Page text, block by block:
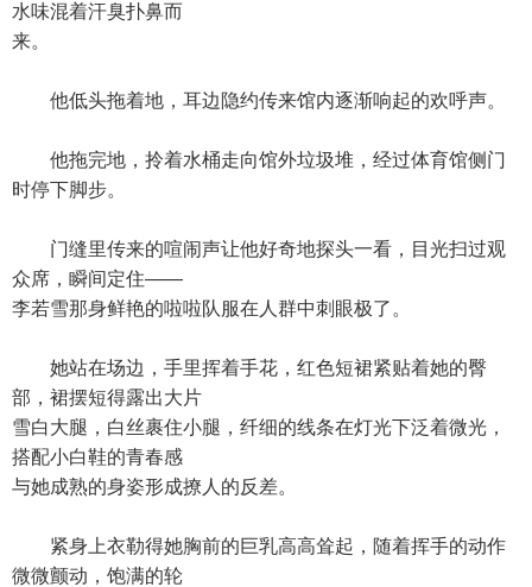
水味混着汗臭扑鼻而
来。
他低头拖着地，耳边隐约传来馆内逐渐响起的欢呼声。
他拖完地，拎着水桶走向馆外垃圾堆，经过体育馆侧门
时停下脚步。
门缝里传来的喧闹声让他好奇地探头一看，目光扫过观
众席，瞬间定住——
李若雪那身鲜艳的啦啦队服在人群中刺眼极了。
她站在场边，手里挥着手花，红色短裙紧贴着她的臀
部，裙摆短得露出大片
雪白大腿，白丝裹住小腿，纤细的线条在灯光下泛着微光，
搭配小白鞋的青春感
与她成熟的身姿形成撩人的反差。
紧身上衣勒得她胸前的巨乳高高耸起，随着挥手的动作
微微颤动，饱满的轮